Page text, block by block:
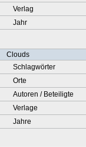
Verlag
Jahr
Clouds
Schlagwörter
Orte
Autoren / Beteiligte
Verlage
Jahre